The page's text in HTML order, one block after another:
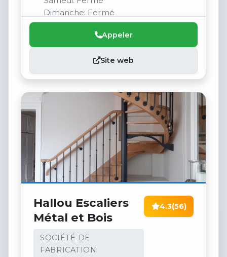
Dimanche: Fermé
Appeler
Site web
Hallou Escaliers
Métal et Bois
SOCIÉTÉ DE
FABRICATION
4.3(56)